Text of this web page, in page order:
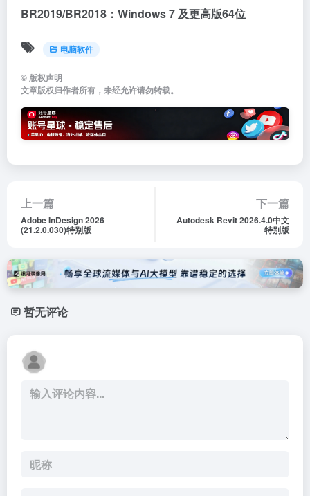
BR2019/BR2018：Windows 7 及更高版64位
电脑软件
© 版权声明
文章版权归作者所有，未经允许请勿转载。
上一篇
Adobe InDesign 2026
(21.2.0.030)特别版
下一篇
Autodesk Revit 2026.4.0中文
特别版
暂无评论